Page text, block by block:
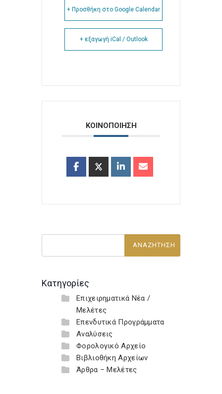
+ Προσθήκη στο Google Calendar
+ εξαγωγή iCal / Outlook
ΚΟΙΝΟΠΟΙΗΣΗ
Κατηγορίες
Επιχειρηματικά Νέα /
Μελέτες
Επενδυτικά Προγράμματα
Αναλύσεις
Φορολογικό Αρχείο
Βιβλιοθήκη Αρχείων
Άρθρα – Μελέτες